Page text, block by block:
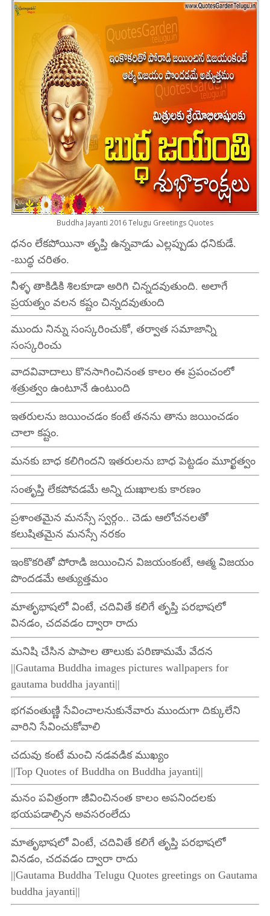
Buddha Jayanti 2016 Telugu Greetings Quotes
ధనం లేకపోయినా తృప్తి ఉన్నవాడు ఎల్లప్పుడు ధనికుడే.
-బుద్ధ చరితం.
నీళ్ళ తాకిడికి శిలకూడా అరిగి చిన్నదవుతుంది. అలాగే
ప్రయత్నం వలన కష్టం చిన్నదవుతుంది
ముందు నిన్ను సంస్కరించుకో, తర్వాత సమాజాన్ని
సంస్కరించు
వాదవివాదాలు కొనసాగించినంత కాలం ఈ ప్రపంచంలో
శత్రుత్వం ఉంటూనే ఉంటుంది
ఇతరులను జయించడం కంటే తనను తాను జయించడం
చాలా కష్టం.
మనకు బాధ కలిగిందని ఇతరులను బాధ పెట్టడం మూర్ఖత్వం
సంతృప్తి లేకపోవడమే అన్ని దుఃఖాలకు కారణం
ప్రశాంతమైన మనస్సే స్వర్గం.. చెడు ఆలోచనలతో
కలుషితమైన మనస్సే నరకం
ఇంకొకరితో పోరాడి జయించిన విజయంకంటే, ఆత్మ విజయం
పొందడమే అత్యుత్తమం
మాతృభాషలో వింటే, చదివితే కలిగే తృప్తి పరభాషలో
వినడం, చదవడం ద్వారా రాదు
మనిషి చేసిన పాపాల తాలుకు పరిణామమే వేదన
||Gautama Buddha images pictures wallpapers for
gautama buddha jayanti||
భగవంతుణ్ణి సేవించాలనుకునేవారు ముందుగా దిక్కులేని
వారిని సేవించుకోవాలి
చదువు కంటే మంచి నడవడిక ముఖ్యం
||Top Quotes of Buddha on Buddha jayanti||
మనం పవిత్రంగా జీవించినంత కాలం అపనిందలకు
భయపడాల్సిన అవసరంలేదు
మాతృభాషలో వింటే, చదివితే కలిగే తృప్తి పరభాషలో
వినడం, చదవడం ద్వారా రాదు
||Gautama Buddha Telugu Quotes greetings on Gautama
buddha jayanti||